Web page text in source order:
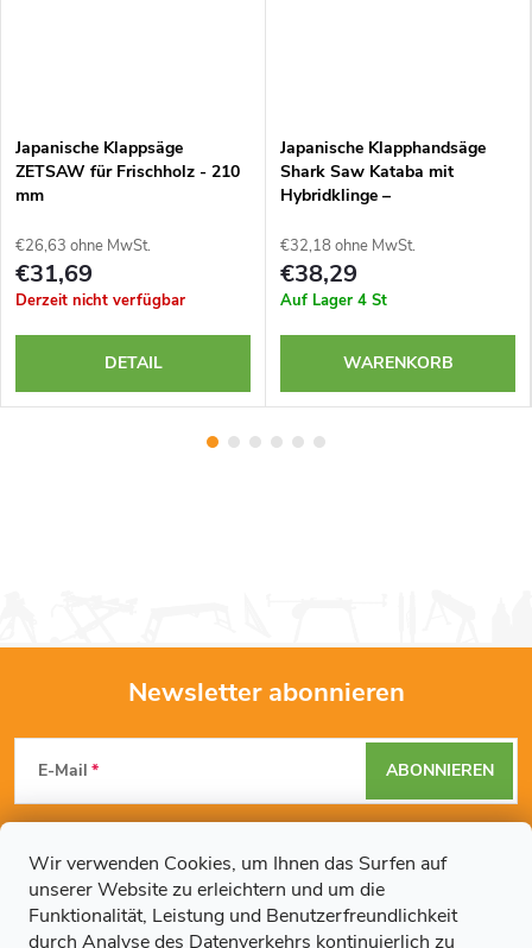
Wir verwenden Cookies, um Ihnen das Surfen auf
unserer Website zu erleichtern und um die
Funktionalität, Leistung und Benutzerfreundlichkeit
durch Analyse des Datenverkehrs kontinuierlich zu
Japanische Klappsäge
ZETSAW für Frischholz - 210
mm
€26,63 ohne MwSt.
€31,69
Derzeit nicht verfügbar
DETAIL
Japanische Klapphandsäge
Shark Saw Kataba mit
Hybridklinge –
€32,18 ohne MwSt.
€38,29
Auf Lager 4 St
WARENKORB
F
u
ß
Newsletter abonnieren
E-Mail
Mit der Eingabe Ihrer E-Mail-Adresse erklären Sie sich mit den
Datenschutzbestimmungen
einverstanden.
ABONNIEREN